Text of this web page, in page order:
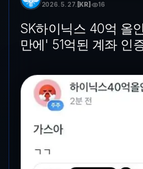
2026. 5. 27. [KR] 16
SK하이닉스 40억 올
만에' 51억된 계좌 인